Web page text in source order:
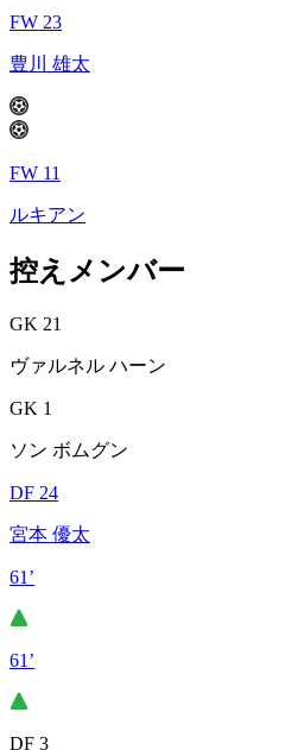
FW 23
豊川 雄太
FW 11
ルキアン
控えメンバー
GK 21
ヴァルネル ハーン
GK 1
ソン ボムグン
DF 24
宮本 優太
61’
61’
DF 3